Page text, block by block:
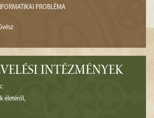
PROBLÉMA
INTÉZMÉNYEK
életéről,